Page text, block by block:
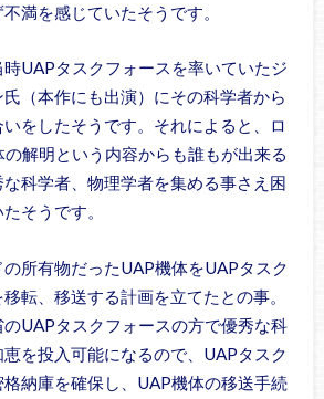
満を感じていたそうです。
UAPタスクフォースを率いていたジ
（本作にも出演）にその科学者から
をしたそうです。それによると、ロ
解明という内容からも誰もが出来る
科学者、物理学者を集める事さえ困
そうです。
所有物だったUAP機体をUAPタスク
転、移送する計画を立てたとの事。
UAPタスクフォースの方で優秀な科
を投入可能になるので、UAPタスク
納庫を確保し、UAP機体の移送手続